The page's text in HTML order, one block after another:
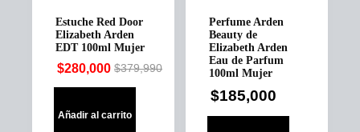
Estuche Red Door
Elizabeth Arden
EDT 100ml Mujer
$379,990
Original
was:
$280,000
Current
is:
Añadir al carrito
Perfume Arden
Beauty de
Elizabeth Arden
Eau de Parfum
100ml Mujer
$185,000